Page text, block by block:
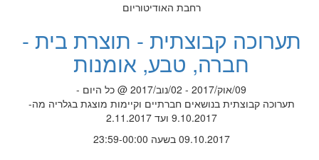
רחבת האודיטוריום
תערוכה קבוצתית - תוצרת בית -
חברה, טבע, אומנות
09/אוק/2017 - 02/נוב/2017 @ כל היום -
תערוכה קבוצתית בנושאים חברתיים וקיימות מוצגת בגלריה מה-
9.10.2017 ועד 2.11.2017
09.10.2017 בשעה 23:59-00:00